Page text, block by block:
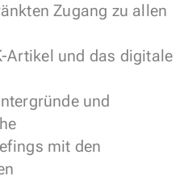
Zugang zu allen
Artikel und das digitale
und
mit den